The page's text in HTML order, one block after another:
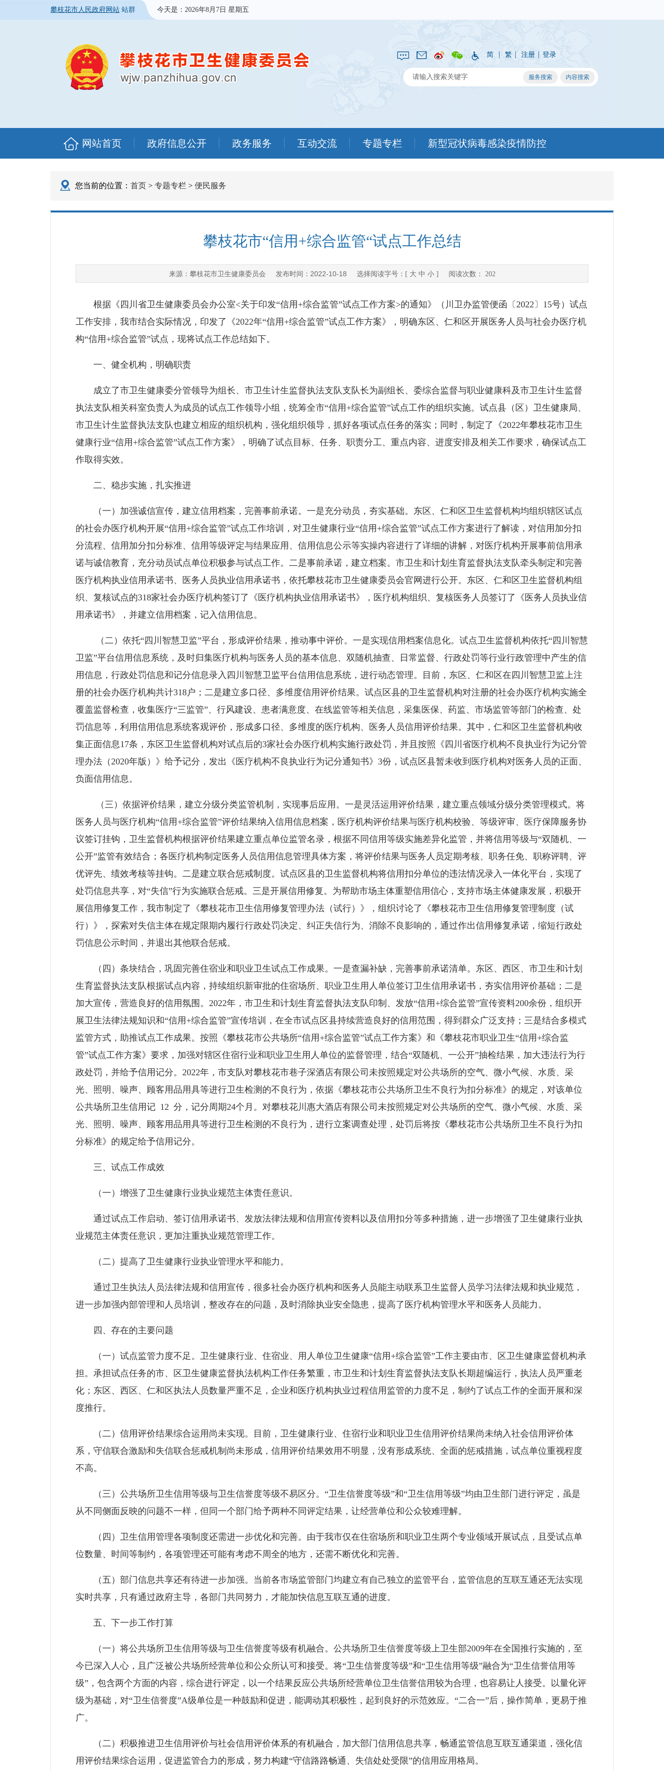
攀枝花市人民政府网站 站群 今天是： 2026年8月7日 星期五
简 | 繁 | 注册 | 登录
网站首页 政府信息公开 政务服务 互动交流 专题专栏 新型冠状病毒感染疫情防控
您当前的位置： 首页 > 专题专栏 > 便民服务
攀枝花市“信用+综合监管“试点工作总结
来源： 攀枝花市卫生健康委员会 发布时间： 2022-10-18 选择阅读字号：[ 大 中 小] 阅读次数： 202
根据《四川省卫生健康委员会办公室<关于印发“信用+综合监管”试点工作方案>的通知》（川卫办监管便函〔2022〕15号）试点
工作安排，我市结合实际情况，印发了《2022年“信用+综合监管”试点工作方案》，明确东区、仁和区开展医务人员与社会办医疗机
构“信用+综合监管”试点，现将试点工作总结如下。
一、健全机构，明确职责
成立了市卫生健康委分管领导为组长、市卫生计生监督执法支队支队长为副组长、委综合监督与职业健康科及市卫生计生监督
执法支队相关科室负责人为成员的试点工作领导小组，统筹全市“信用+综合监管”试点工作的组织实施。试点县（区）卫生健康局、
市卫生计生监督执法支队也建立相应的组织机构，强化组织领导，抓好各项试点任务的落实；同时，制定了《2022年攀枝花市卫生
健康行业“信用+综合监管”试点工作方案》，明确了试点目标、任务、职责分工、重点内容、进度安排及相关工作要求，确保试点工
作取得实效。
二、稳步实施，扎实推进
（一）加强诚信宣传，建立信用档案，完善事前承诺。一是充分动员，夯实基础。东区、仁和区卫生监督机构均组织辖区试点
的社会办医疗机构开展“信用+综合监管”试点工作培训，对卫生健康行业“信用+综合监管”试点工作方案进行了解读，对信用加分扣
分流程、信用加分扣分标准、信用等级评定与结果应用、信用信息公示等实操内容进行了详细的讲解，对医疗机构开展事前信用承
诺与诚信教育，充分动员试点单位积极参与试点工作。二是事前承诺，建立档案。市卫生和计划生育监督执法支队牵头制定和完善
医疗机构执业信用承诺书、医务人员执业信用承诺书，依托攀枝花市卫生健康委员会官网进行公开。东区、仁和区卫生监督机构组
织、复核试点的318家社会办医疗机构签订了《医疗机构执业信用承诺书》，医疗机构组织、复核医务人员签订了《医务人员执业信
用承诺书》，并建立信用档案，记入信用信息。
（二）依托“四川智慧卫监”平台，形成评价结果，推动事中评价。一是实现信用档案信息化。试点卫生监督机构依托“四川智慧
卫监”平台信用信息系统，及时归集医疗机构与医务人员的基本信息、双随机抽查、日常监督、行政处罚等行业行政管理中产生的信
用信息，行政处罚信息和记分信息录入四川智慧卫监平台信用信息系统，进行动态管理。目前，东区、仁和区在四川智慧卫监上注
册的社会办医疗机构共计318户；二是建立多口径、多维度信用评价结果。试点区县的卫生监督机构对注册的社会办医疗机构实施全
覆盖监督检查，收集医疗“三监管”、行风建设、患者满意度、在线监管等相关信息，采集医保、药监、市场监管等部门的检查、处
罚信息等，利用信用信息系统客观评价，形成多口径、多维度的医疗机构、医务人员信用评价结果。其中，仁和区卫生监督机构收
集正面信息17条，东区卫生监督机构对试点后的3家社会办医疗机构实施行政处罚，并且按照《四川省医疗机构不良执业行为记分管
理办法（2020年版）》给予记分，发出《医疗机构不良执业行为记分通知书》3份，试点区县暂未收到医疗机构对医务人员的正面、
负面信用信息。
（三）依据评价结果，建立分级分类监管机制，实现事后应用。一是灵活运用评价结果，建立重点领域分级分类管理模式。将
医务人员与医疗机构“信用+综合监管”评价结果纳入信用信息档案，医疗机构评价结果与医疗机构校验、等级评审、医疗保障服务协
议签订挂钩，卫生监督机构根据评价结果建立重点单位监管名录，根据不同信用等级实施差异化监管，并将信用等级与“双随机、一
公开”监管有效结合；各医疗机构制定医务人员信用信息管理具体方案，将评价结果与医务人员定期考核、职务任免、职称评聘、评
优评先、绩效考核等挂钩。二是建立联合惩戒制度。试点区县的卫生监督机构将信用扣分单位的违法情况录入一体化平台，实现了
处罚信息共享，对“失信”行为实施联合惩戒。三是开展信用修复。为帮助市场主体重塑信用信心，支持市场主体健康发展，积极开
展信用修复工作，我市制定了《攀枝花市卫生信用修复管理办法（试行）》，组织讨论了《攀枝花市卫生信用修复管理制度（试
行）》，探索对失信主体在规定限期内履行行政处罚决定、纠正失信行为、消除不良影响的，通过作出信用修复承诺，缩短行政处
罚信息公示时间，并退出其他联合惩戒。
（四）条块结合，巩固完善住宿业和职业卫生试点工作成果。一是查漏补缺，完善事前承诺清单。东区、西区、市卫生和计划
生育监督执法支队根据试点内容，持续组织新审批的住宿场所、职业卫生用人单位签订卫生信用承诺书，夯实信用评价基础；二是
加大宣传，营造良好的信用氛围。2022年，市卫生和计划生育监督执法支队印制、发放“信用+综合监管”宣传资料200余份，组织开
展卫生法律法规知识和“信用+综合监管”宣传培训，在全市试点区县持续营造良好的信用范围，得到群众广泛支持；三是结合多模式
监管方式，助推试点工作成果。按照《攀枝花市公共场所“信用+综合监管”试点工作方案》和《攀枝花市职业卫生“信用+综合监
管”试点工作方案》要求，加强对辖区住宿行业和职业卫生用人单位的监督管理，结合“双随机、一公开”抽检结果，加大违法行为行
政处罚，并给予信用记分。2022年，市支队对攀枝花市巷子深酒店有限公司未按照规定对公共场所的空气、微小气候、水质、采
光、照明、噪声、顾客用品用具等进行卫生检测的不良行为，依据《攀枝花市公共场所卫生不良行为扣分标准》的规定，对该单位
公共场所卫生信用记 12 分，记分周期24个月。对攀枝花川惠大酒店有限公司未按照规定对公共场所的空气、微小气候、水质、采
光、照明、噪声、顾客用品用具等进行卫生检测的不良行为，进行立案调查处理，处罚后将按《攀枝花市公共场所卫生不良行为扣
分标准》的规定给予信用记分。
三、试点工作成效
（一）增强了卫生健康行业执业规范主体责任意识。
通过试点工作启动、签订信用承诺书、发放法律法规和信用宣传资料以及信用扣分等多种措施，进一步增强了卫生健康行业执
业规范主体责任意识，更加注重执业规范管理工作。
（二）提高了卫生健康行业执业管理水平和能力。
通过卫生执法人员法律法规和信用宣传，很多社会办医疗机构和医务人员能主动联系卫生监督人员学习法律法规和执业规范，
进一步加强内部管理和人员培训，整改存在的问题，及时消除执业安全隐患，提高了医疗机构管理水平和医务人员能力。
四、存在的主要问题
（一）试点监管力度不足。卫生健康行业、住宿业、用人单位卫生健康“信用+综合监管”工作主要由市、区卫生健康监督机构承
担。承担试点任务的市、区卫生健康监督执法机构工作任务繁重，市卫生和计划生育监督执法支队长期超编运行，执法人员严重老
化；东区、西区、仁和区执法人员数量严重不足，企业和医疗机构执业过程信用监管的力度不足，制约了试点工作的全面开展和深
度推行。
（二）信用评价结果综合运用尚未实现。目前，卫生健康行业、住宿行业和职业卫生信用评价结果尚未纳入社会信用评价体
系，守信联合激励和失信联合惩戒机制尚未形成，信用评价结果效用不明显，没有形成系统、全面的惩戒措施，试点单位重视程度
不高。
（三）公共场所卫生信用等级与卫生信誉度等级不易区分。“卫生信誉度等级”和“卫生信用等级”均由卫生部门进行评定，虽是
从不同侧面反映的问题不一样，但同一个部门给予两种不同评定结果，让经营单位和公众较难理解。
（四）卫生信用管理各项制度还需进一步优化和完善。由于我市仅在住宿场所和职业卫生两个专业领域开展试点，且受试点单
位数量、时间等制约，各项管理还可能有考虑不周全的地方，还需不断优化和完善。
（五）部门信息共享还有待进一步加强。当前各市场监管部门均建立有自己独立的监管平台，监管信息的互联互通还无法实现
实时共享，只有通过政府主导，各部门共同努力，才能加快信息互联互通的进度。
五、下一步工作打算
（一）将公共场所卫生信用等级与卫生信誉度等级有机融合。公共场所卫生信誉度等级上卫生部2009年在全国推行实施的，至
今已深入人心，且广泛被公共场所经营单位和公众所认可和接受。将“卫生信誉度等级”和“卫生信用等级”融合为“卫生信誉信用等
级”，包含两个方面的内容，综合进行评定，以一个结果反应公共场所经营单位卫生信誉信用较为合理，也容易让人接受。以量化评
级为基础，对“卫生信誉度”A级单位是一种鼓励和促进，能调动其积极性，起到良好的示范效应。“二合一”后，操作简单，更易于推
广。
（二）积极推进卫生信用评价与社会信用评价体系的有机融合，加大部门信用信息共享，畅通监管信息互联互通渠道，强化信
用评价结果综合运用，促进监管合力的形成，努力构建“守信路路畅通、失信处处受限”的信用应用格局。